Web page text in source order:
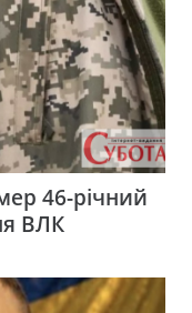
46-річний
ВЛК